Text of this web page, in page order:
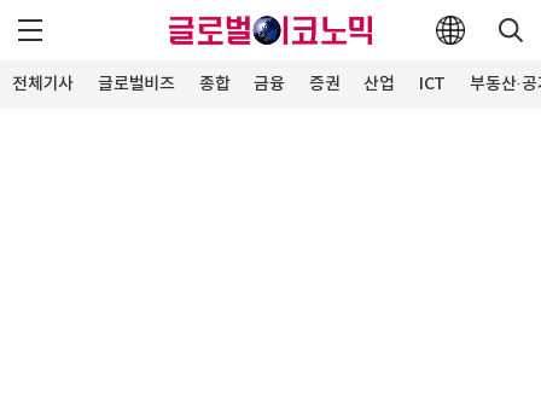
전체기사 글로벌비즈 종합 금융 증권 산업 ICT 부동산·